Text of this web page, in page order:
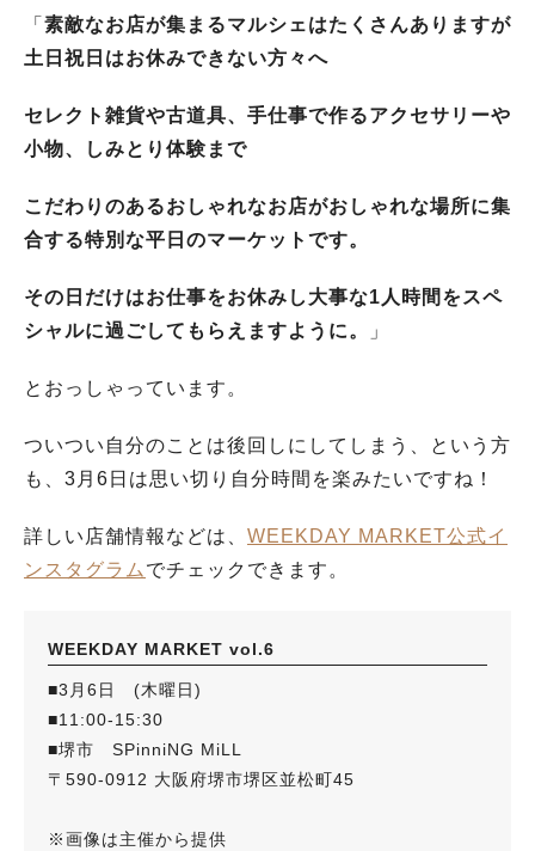
「 素敵なお店が集まるマルシェはたくさんありますが
土日祝日はお休みできない方々へ
セレクト雑貨や古道具、手仕事で作るアクセサリーや
小物、しみとり体験まで
こだわりのあるおしゃれなお店がおしゃれな場所に集
合する特別な平日のマーケットです。
その日だけはお仕事をお休みし大事な1人時間をスペ
シャルに過ごしてもらえますように。
」
とおっしゃっています。
ついつい自分のことは後回しにしてしまう、という方
も、3月6日は思い切り自分時間を楽みたいですね！
詳しい店舗情報などは、 WEEKDAY MARKET公式イ
ンスタグラム でチェックできます。
WEEKDAY MARKET vol.6
■3月6日 (木曜日)
■11:00-15:30
■堺市 SPinniNG MiLL
〒590-0912 大阪府堺市堺区並松町45
※画像は主催から提供